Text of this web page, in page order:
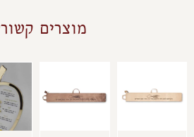
מוצרים קשורים
יש
יש